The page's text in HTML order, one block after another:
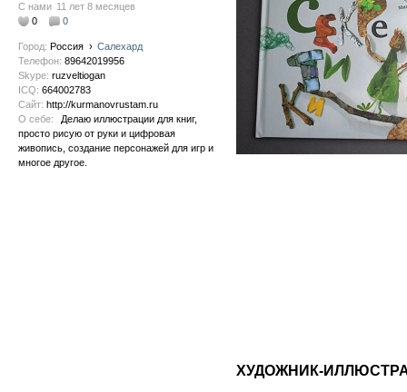
С нами 11 лет 8 месяцев
0
0
Город: Россия › Салехард
Телефон: 89642019956
Skype: ruzveltiogan
ICQ: 664002783
Сайт: http://kurmanovrustam.ru
О себе:
Делаю иллюстрации для книг,
просто рисую от руки и цифровая
живопись, создание персонажей для игр и
многое другое.
ХУДОЖНИК-